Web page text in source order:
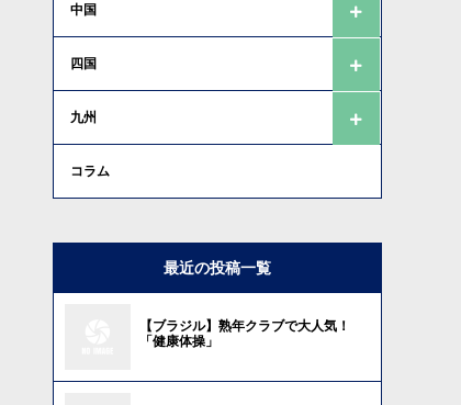
中国
四国
九州
コラム
最近の投稿一覧
【ブラジル】熟年クラブで大人気！
「健康体操」